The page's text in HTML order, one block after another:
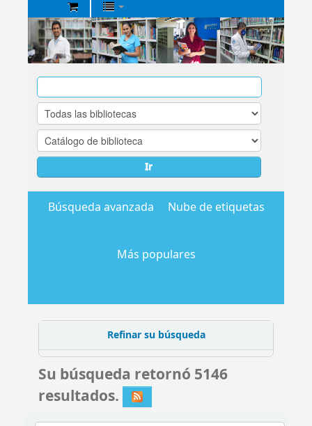
Biblioteca
Central
EsSalud
Ir
Búsqueda avanzada Nube de etiquetas
Más populares
Refinar su búsqueda
Su búsqueda retornó 5146
resultados.